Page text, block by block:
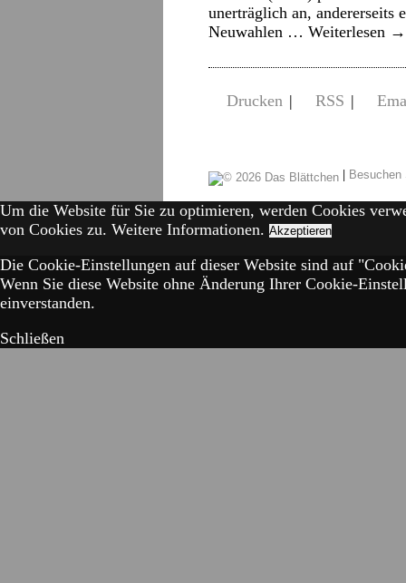
unerträglich an, andererseits
Neuwahlen … Weiterlesen →
Drucken | RSS |
|
Um die Website für Sie zu optimieren, werden Cookies
von Cookies zu. Weitere Informationen. Akzeptieren
Die Cookie-Einstellungen auf dieser Website sind auf
Wenn Sie diese Website ohne Änderung Ihrer Cookie-
einverstanden.
Schließen